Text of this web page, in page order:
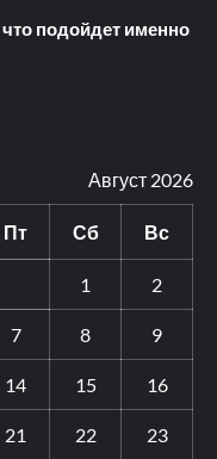
подойдет именно
Август 2026
Пт Сб Вс
1 2
7 8 9
14 15 16
21 22 23